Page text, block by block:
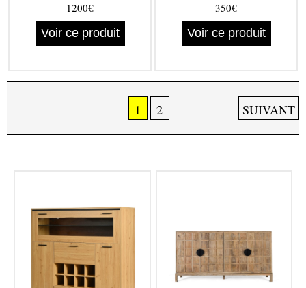
1200€
Voir ce produit
350€
Voir ce produit
1 2 SUIVANT